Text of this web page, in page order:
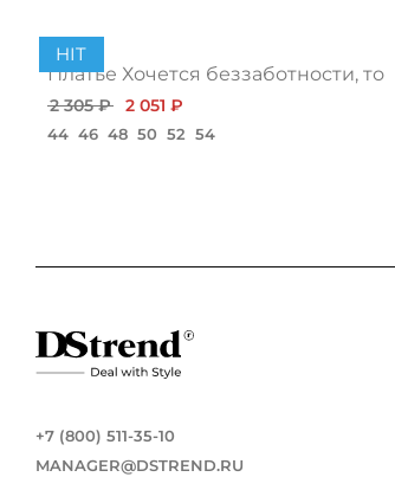
HIT
Платье Хочется беззаботности, топ
2 305 ₽ 2 051 ₽
44 46 48 50 52 54
+7 (800) 511-35-10
MANAGER@DSTREND.RU